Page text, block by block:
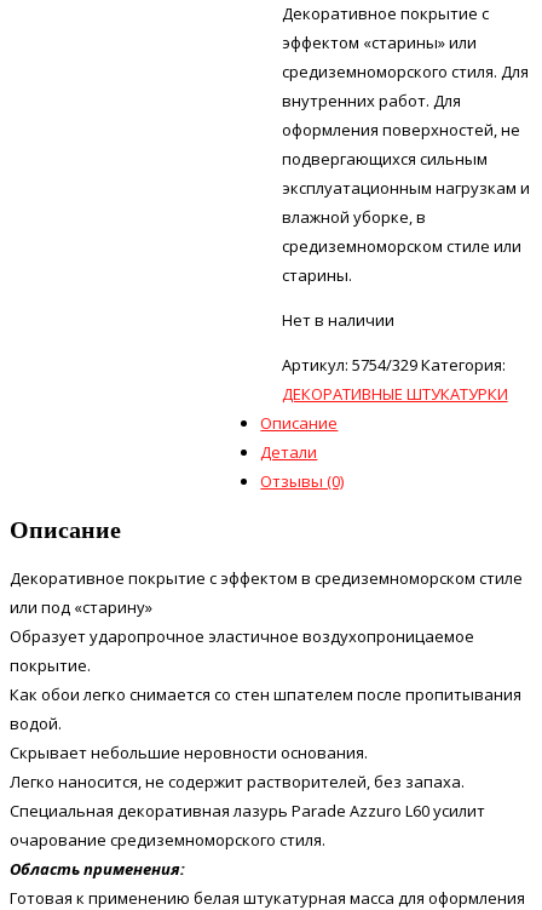
Декоративное покрытие с
эффектом «старины» или
средиземноморского стиля. Для
внутренних работ. Для
оформления поверхностей, не
подвергающихся сильным
эксплуатационным нагрузкам и
влажной уборке, в
средиземноморском стиле или
старины.
Нет в наличии
Артикул: 5754/329Категория:
ДЕКОРАТИВНЫЕ ШТУКАТУРКИ
Описание
Детали
Отзывы (0)
Описание
Декоративное покрытие с эффектом в средиземноморском стиле
или под «старину»
Образует ударопрочное эластичное воздухопроницаемое
покрытие.
Как обои легко снимается со стен шпателем после пропитывания
водой.
Скрывает небольшие неровности основания.
Легко наносится, не содержит растворителей, без запаха.
Специальная декоративная лазурь Parade Azzuro L60 усилит
очарование средиземноморского стиля.
Область применения:
Готовая к применению белая штукатурная масса для оформления